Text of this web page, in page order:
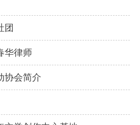
团
华律师
协会简介